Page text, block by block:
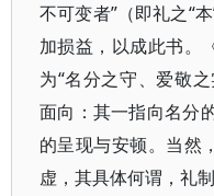
不可变者”（即礼之“
加损益，以成此书。
为“名分之守、爱敬
面向：其一指向名分
的呈现与安顿。当然
虚，其具体何谓，礼